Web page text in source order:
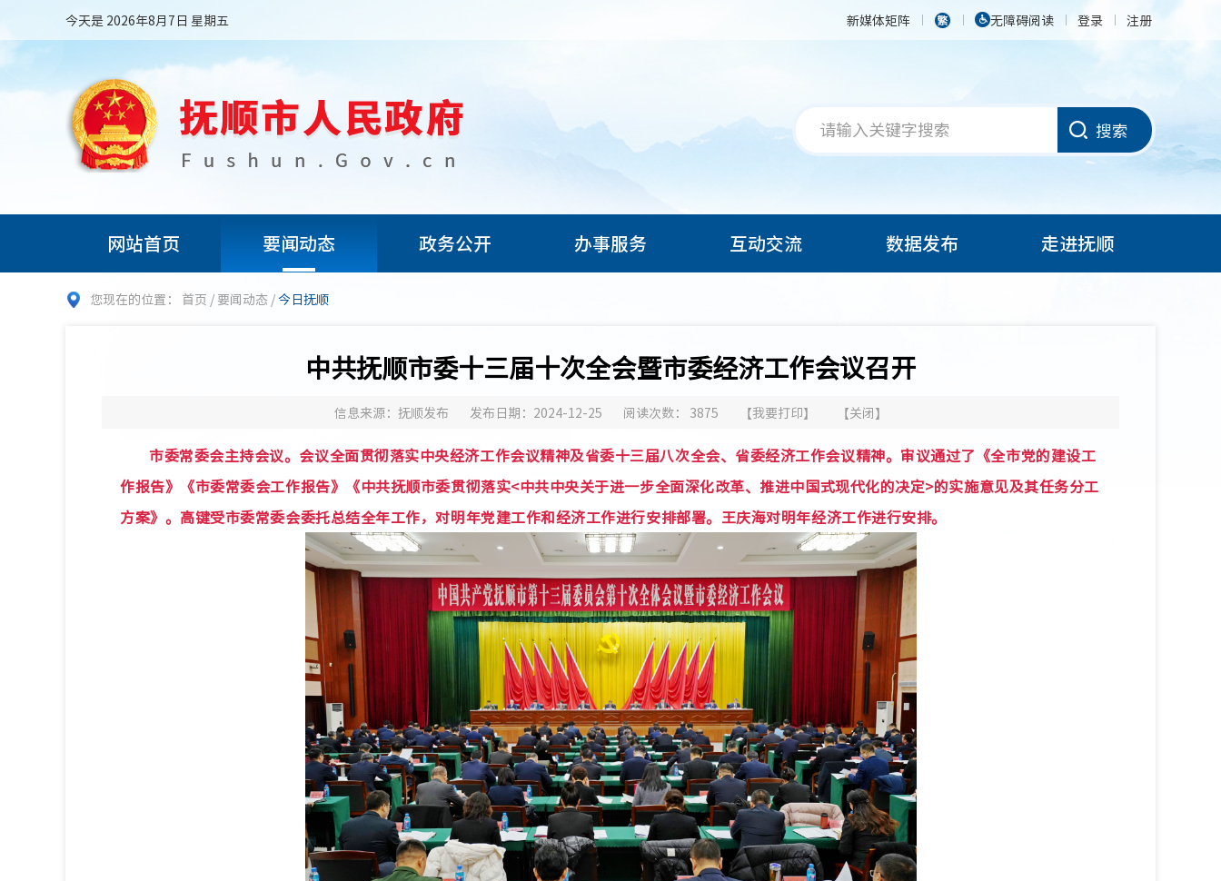
今天是 2026年8月7日 星期五 新媒体矩阵 无障碍阅读 登录 注册
搜索
网站首页 要闻动态 政务公开 办事服务 互动交流 数据发布 走进抚顺
您现在的位置： 首页 / 要闻动态 /今日抚顺
中共抚顺市委十三届十次全会暨市委经济工作会议召开
信息来源：抚顺发布 发布日期：2024-12-25 阅读次数： 3875 【我要打印】 【关闭】
市委常委会主持会议。会议全面贯彻落实中央经济工作会议精神及省委十三届八次全会、省委经济工作会议精神。审议通过了《全市党的建设工
作报告》《市委常委会工作报告》《中共抚顺市委贯彻落实<中共中央关于进一步全面深化改革、推进中国式现代化的决定>的实施意见及其任务分工
方案》。高键受市委常委会委托总结全年工作，对明年党建工作和经济工作进行安排部署。王庆海对明年经济工作进行安排。